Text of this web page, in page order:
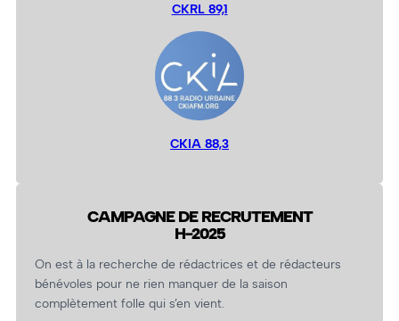
CKRL 89,1
CKIA 88,3
CAMPAGNE DE RECRUTEMENT
H-2025
On est à la recherche de rédactrices et de rédacteurs
bénévoles pour ne rien manquer de la saison
complètement folle qui s’en vient.